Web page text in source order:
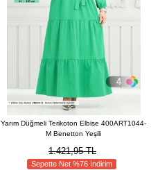
4
Yarım Düğmeli Terikoton Elbise 400ART1044-
M Benetton Yeşili
1.421,95 TL
Sepette Net %76 İndirim